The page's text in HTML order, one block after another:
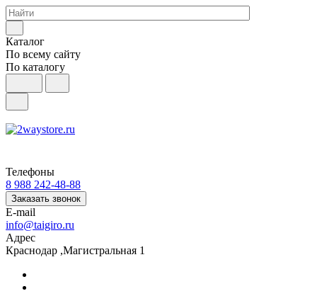
Каталог
По всему сайту
По каталогу
Телефоны
8 988 242-48-88
Заказать звонок
E-mail
info@taigiro.ru
Адрес
Краснодар ,Магистральная 1